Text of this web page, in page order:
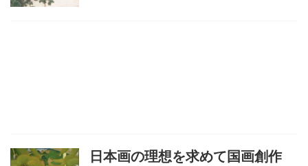
日本画の理想を求めて国画創作